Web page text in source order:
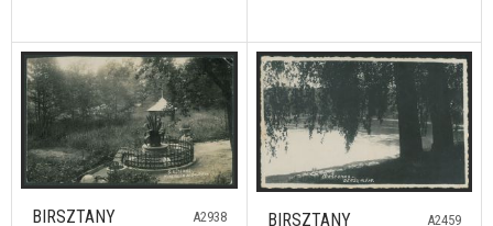
BIRSZTANY A2938 BIRSZTANY A2459